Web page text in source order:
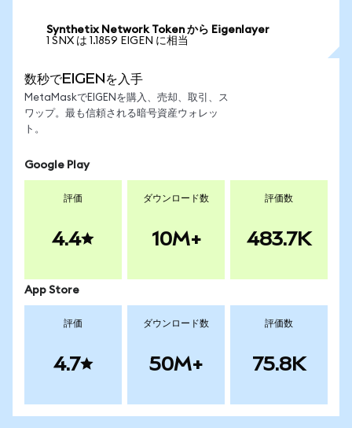
Synthetix Network Token から Eigenlayer
1 SNX は 1.1859 EIGEN に相当
数秒でEIGENを入手
MetaMaskでEIGENを購入、売却、取引、ス
ワップ。最も信頼される暗号資産ウォレッ
ト。
Google Play
評価
4.4
ダウンロード数
10M+
評価数
483.7K
App Store
評価
4.7
ダウンロード数
50M+
評価数
75.8K